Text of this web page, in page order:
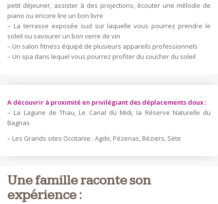
petit déjeuner, assister à des projections, écouter une mélodie de
piano ou encore lire un bon livre
– La terrasse exposée sud sur laquelle vous pourrez prendre le
soleil ou savourer un bon verre de vin
– Un salon fitness équipé de plusieurs appareils professionnels
– Un spa dans lequel vous pourrez profiter du coucher du soleil
A découvrir à proximité en privilégiant des déplacements doux :
– La Lagune de Thau, Le Canal du Midi, la Réserve Naturelle du
Bagnas
– Les Grands sites Occitanie : Agde, Pézenas, Béziers, Sète
Une famille raconte son
expérience :